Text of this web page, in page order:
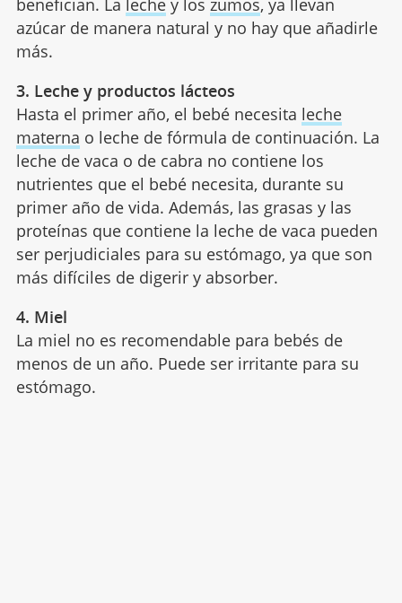
benefician. La lechey los zumos, ya llevan
azúcar de manera natural y no hay que añadirle
más.
3. Leche y productos lácteos
Hasta el primer año, el bebé necesita leche
materna o leche de fórmula de continuación. La
leche de vaca o de cabra no contiene los
nutrientes que el bebé necesita, durante su
primer año de vida. Además, las grasas y las
proteínas que contiene la leche de vaca pueden
ser perjudiciales para su estómago, ya que son
más difíciles de digerir y absorber.
4. Miel
La miel no es recomendable para bebés de
menos de un año. Puede ser irritante para su
estómago.